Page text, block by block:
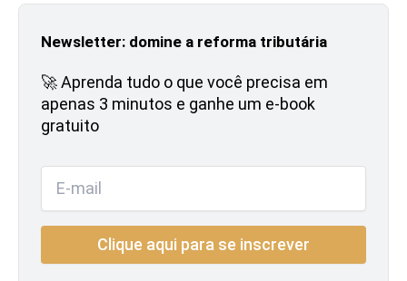
Newsletter: domine a reforma tributária
🚀 Aprenda tudo o que você precisa em
apenas 3 minutos e ganhe um e-book
gratuito